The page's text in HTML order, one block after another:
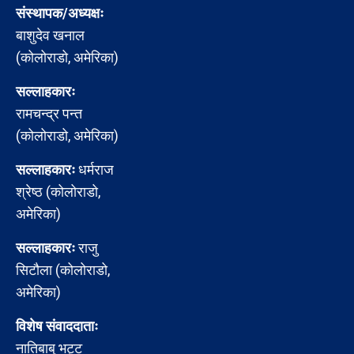
संस्थापक/अध्यक्षः
बाशुदेव खनाल
(कोलोराडो, अमेरिका)
सल्लाहकारः
रामचन्द्र पन्त
(कोलोराडो, अमेरिका)
सल्लाहकारःधर्मराज
श्रेष्ठ (कोलोराडो,
अमेरिका)
सल्लाहकारःराजु
सिटौला (कोलोराडो,
अमेरिका)
विशेष संवाददाताः
नातिबाबु भट्ट